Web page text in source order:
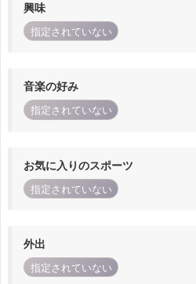
興味
指定されていない
音楽の好み
指定されていない
お気に入りのスポーツ
指定されていない
外出
指定されていない